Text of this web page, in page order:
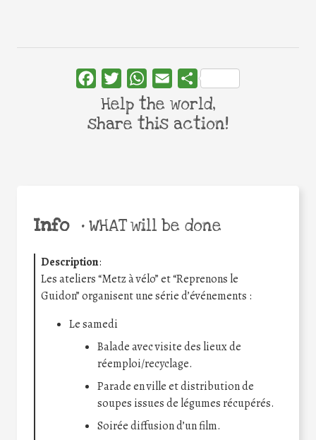
Info •WHAT will be done
Description:
Les ateliers “Metz à vélo” et “Reprenons le
Guidon” organisent une série d’événements :
Le samedi
Balade avec visite des lieux de
réemploi/recyclage.
Parade en ville et distribution de
soupes issues de légumes récupérés.
Soirée diffusion d’un film.
FacebookTwitterWhatsApp
Email Share
Help the world,
share this action!